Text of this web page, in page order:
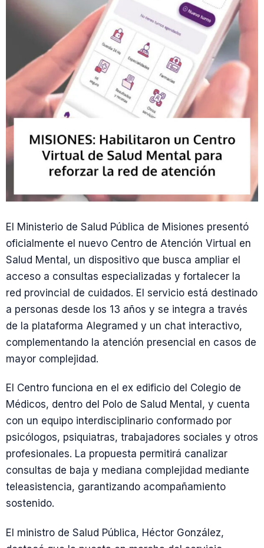
El Ministerio de Salud Pública de Misiones presentó
oficialmente el nuevo Centro de Atención Virtual en
Salud Mental, un dispositivo que busca ampliar el
acceso a consultas especializadas y fortalecer la
red provincial de cuidados. El servicio está destinado
a personas desde los 13 años y se integra a través
de la plataforma Alegramed y un chat interactivo,
complementando la atención presencial en casos de
mayor complejidad.
El Centro funciona en el ex edificio del Colegio de
Médicos, dentro del Polo de Salud Mental, y cuenta
con un equipo interdisciplinario conformado por
psicólogos, psiquiatras, trabajadores sociales y otros
profesionales. La propuesta permitirá canalizar
consultas de baja y mediana complejidad mediante
teleasistencia, garantizando acompañamiento
sostenido.
El ministro de Salud Pública, Héctor González,